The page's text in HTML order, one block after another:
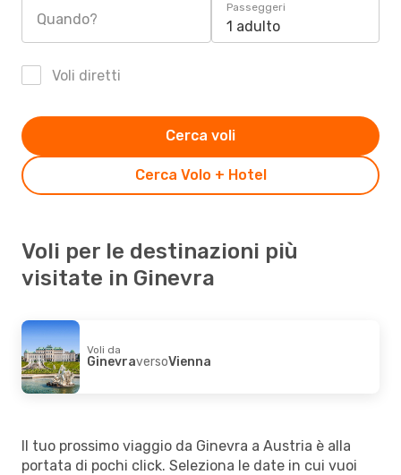
Quando?
Passeggeri
1 adulto
Voli diretti
Cerca Volo + Hotel
Cerca voli
Voli per le destinazioni più
visitate in Ginevra
Voli da
GinevraversoVienna
Il tuo prossimo viaggio da Ginevra a Austria è alla
portata di pochi click. Seleziona le date in cui vuoi